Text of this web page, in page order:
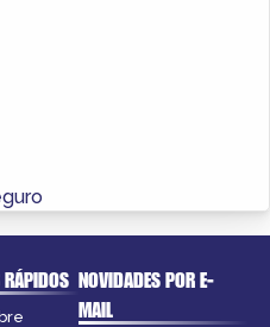
NOVIDADES POR E-
MAIL